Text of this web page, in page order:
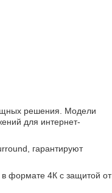
решения. Модели
для интернет-
гарантируют
в формате 4К с защитой от